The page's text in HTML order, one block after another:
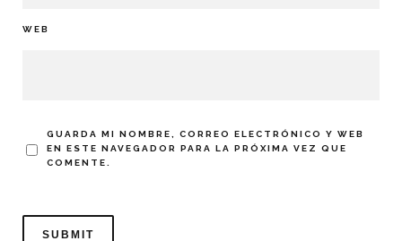
WEB
GUARDA MI NOMBRE, CORREO ELECTRÓNICO Y WEB
EN ESTE NAVEGADOR PARA LA PRÓXIMA VEZ QUE
COMENTE.